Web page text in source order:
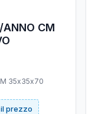
CM
35x35x70
prezzo